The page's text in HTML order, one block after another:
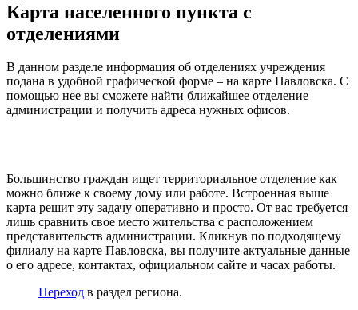
Карта населенного пункта с
отделениями
В данном разделе информация об отделениях учреждения
подана в удобной графической форме – на карте Павловска. С
помощью нее вы сможете найти ближайшее отделение
администрации и получить адреса нужных офисов.
Большинство граждан ищет территориальное отделение как
можно ближе к своему дому или работе. Встроенная выше
карта решит эту задачу оперативно и просто. От вас требуется
лишь сравнить свое место жительства с расположением
представительств администрации. Кликнув по подходящему
филиалу на карте Павловска, вы получите актуальные данные
о его адресе, контактах, официальном сайте и часах работы.
Переход в раздел региона.